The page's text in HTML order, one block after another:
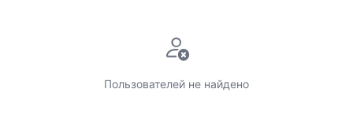
Пользователей не найдено